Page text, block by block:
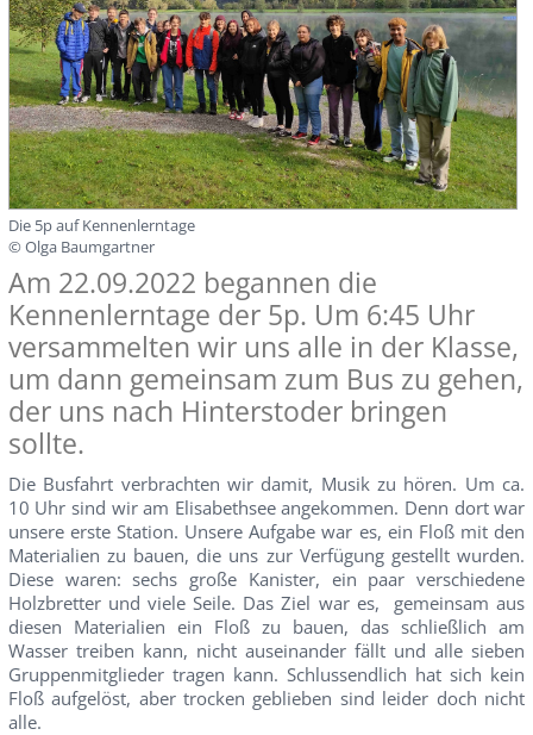
Die 5p auf Kennenlerntage
© Olga Baumgartner
Am 22.09.2022 begannen die
Kennenlerntage der 5p. Um 6:45 Uhr
versammelten wir uns alle in der Klasse,
um dann gemeinsam zum Bus zu gehen,
der uns nach Hinterstoder bringen
sollte.
Die Busfahrt verbrachten wir damit, Musik zu hören. Um ca.
10 Uhr sind wir am Elisabethsee angekommen. Denn dort war
unsere erste Station. Unsere Aufgabe war es, ein Floß mit den
Materialien zu bauen, die uns zur Verfügung gestellt wurden.
Diese waren: sechs große Kanister, ein paar verschiedene
Holzbretter und viele Seile. Das Ziel war es, gemeinsam aus
diesen Materialien ein Floß zu bauen, das schließlich am
Wasser treiben kann, nicht auseinander fällt und alle sieben
Gruppenmitglieder tragen kann. Schlussendlich hat sich kein
Floß aufgelöst, aber trocken geblieben sind leider doch nicht
alle.